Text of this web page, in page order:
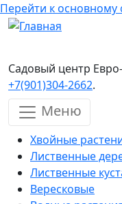
Перейти к
Садовый центр
+7(901)304-2662.
Меню
Хвойные
Лиственные
Лиственные
Вересковые